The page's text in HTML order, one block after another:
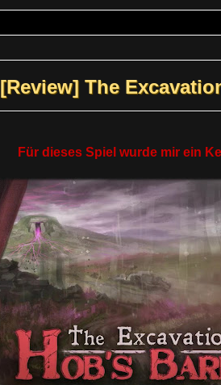
[Review] The
Für dieses Spiel wurde mir ein